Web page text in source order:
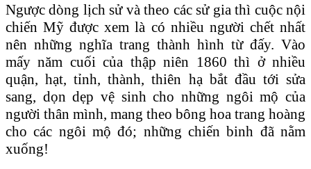
Ngược dòng lịch sử và theo các sử gia thì cuộc nội
chiến Mỹ được xem là có nhiều người chết nhất
nên những nghĩa trang thành hình từ đấy. Vào
mấy năm cuối của thập niên 1860 thì ở nhiều
quận, hạt, tỉnh, thành, thiên hạ bắt đầu tới sửa
sang, dọn dẹp vệ sinh cho những ngôi mộ của
người thân mình, mang theo bông hoa trang hoàng
cho các ngôi mộ đó; những chiến binh đã nằm
xuống!